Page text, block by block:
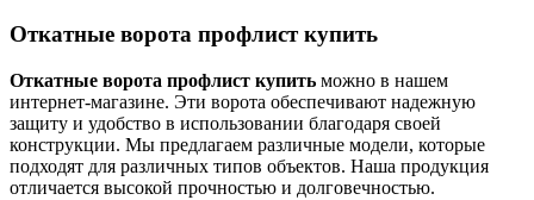
Откатные ворота профлист купить
Откатные ворота профлист купить можно в нашем
интернет-магазине. Эти ворота обеспечивают надежную
защиту и удобство в использовании благодаря своей
конструкции. Мы предлагаем различные модели, которые
подходят для различных типов объектов. Наша продукция
отличается высокой прочностью и долговечностью.